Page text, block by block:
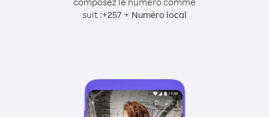
suit :+257 + Numéro local